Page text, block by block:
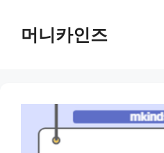
content머니카인즈